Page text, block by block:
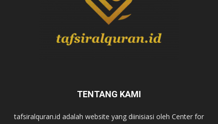
TENTANG KAMI
tafsiralquran.id adalah website yang diinisiasi oleh Center for